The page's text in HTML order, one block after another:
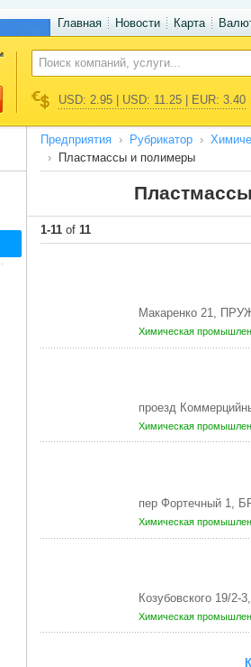
Главная Новости Карта
USD: 2.95 | USD: 11.25 | EUR: 3.40
Предприятия Рубрикатор
Пластмассы и полимеры
1-11of 11
Макаренко 21,
Химическая
проезд
Химическая
пер Фортечный 1,
Химическая
Козубовского 19/
Химическая